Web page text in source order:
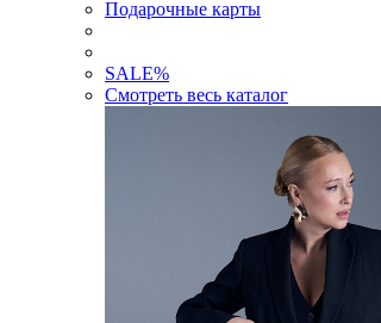
Подарочные карты
SALE%
Смотреть весь каталог